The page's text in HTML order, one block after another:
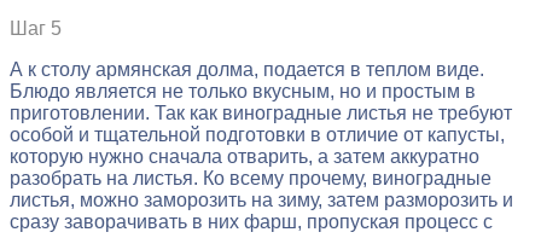
Шаг 5
А к столу армянская долма, подается в теплом виде.
Блюдо является не только вкусным, но и простым в
приготовлении. Так как виноградные листья не требуют
особой и тщательной подготовки в отличие от капусты,
которую нужно сначала отварить, а затем аккуратно
разобрать на листья. Ко всему прочему, виноградные
листья, можно заморозить на зиму, затем разморозить и
сразу заворачивать в них фарш, пропуская процесс с